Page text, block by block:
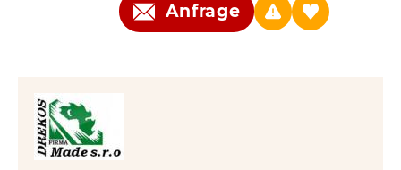
Anfrage